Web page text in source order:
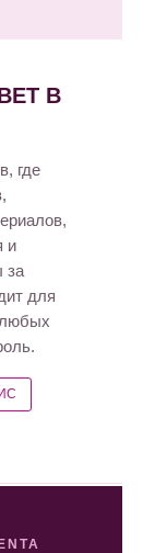
В
где
и
за
для
любых